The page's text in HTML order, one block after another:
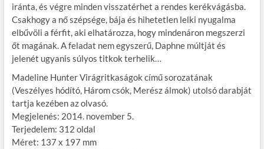
iránta, és végre minden visszatérhet a rendes kerékvágásba.
Csakhogy a nő szépsége, bája és hihetetlen lelki nyugalma
elbűvöli a férfit, aki elhatározza, hogy mindenáron megszerzi
őt magának. A feladat nem egyszerű, Daphne múltját és
jelenét ugyanis súlyos titkok terhelik…
Madeline Hunter Virágritkaságok című sorozatának
(Veszélyes hódító, Három csók, Merész álmok) utolsó darabját
tartja kezében az olvasó.
Megjelenés: 2014. november 5.
Terjedelem: 312 oldal
Méret: 137 x 197 mm